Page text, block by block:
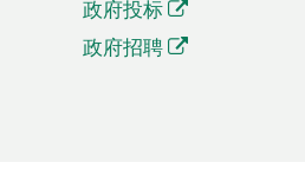
政府投标
政府招聘